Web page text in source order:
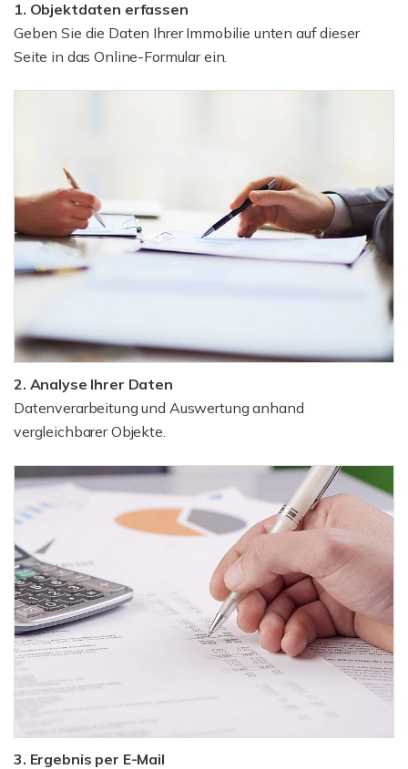
1. Objektdaten erfassen
Geben Sie die Daten Ihrer Immobilie unten auf dieser
Seite in das Online-Formular ein.
2. Analyse Ihrer Daten
Datenverarbeitung und Auswertung anhand
vergleichbarer Objekte.
3. Ergebnis per E-Mail